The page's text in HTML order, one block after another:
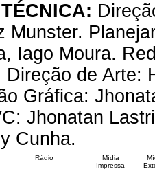
Munster.
Iago Moura.
Direção de Arte:
Gráfica:
Jhonatan
Cunha.
Rádio
Mídia
Impressa